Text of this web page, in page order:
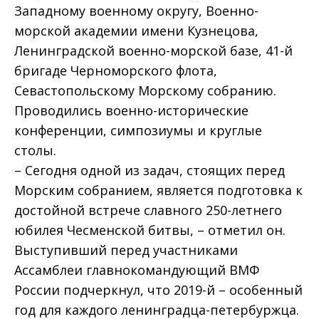
Западному военному округу, Военно-
морской академии имени Кузнецова,
Ленинградской военно-морской базе, 41-й
бригаде Черноморского флота,
Севастопольскому Морскому собранию.
Проводились военно-исторические
конференции, симпозиумы и круглые
столы.
– Сегодня одной из задач, стоящих перед
Морским собранием, является подготовка к
достойной встрече славного 250-летнего
юбилея Чесменской битвы, – отметил он.
Выступивший перед участниками
Ассамблеи главнокомандующий ВМФ
России подчеркнул, что 2019-й – особенный
год для каждого ленинградца-петербуржца.